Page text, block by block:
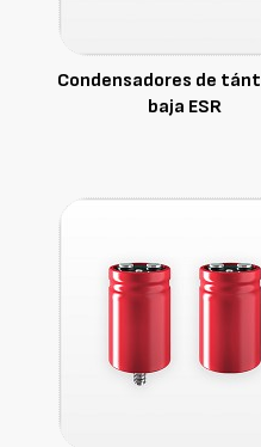
Condensadores de
baja ESR